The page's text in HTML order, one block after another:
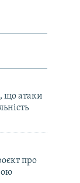
що атаки
про